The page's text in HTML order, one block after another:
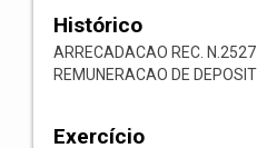
Histórico
ARRECADACAO REC.
REMUNERACAO DE
Exercício